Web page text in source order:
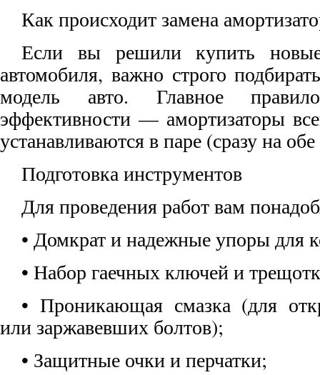
Как происходит замена
Если вы решили купить
автомобиля, важно строго
модель авто. Главное
эффективности — амортизаторы
устанавливаются в паре (сразу на
Подготовка инструментов
Для проведения работ вам
• Домкрат и надежные упоры для
• Набор гаечных ключей и
• Проникающая смазка (для
или заржавевших болтов);
• Защитные очки и перчатки;